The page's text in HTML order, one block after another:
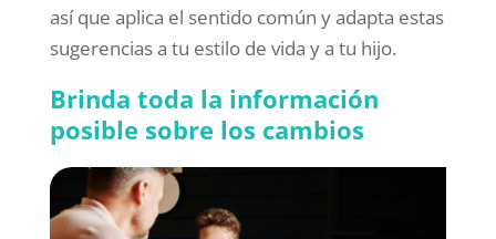
así que aplica el sentido común y adapta estas
sugerencias a tu estilo de vida y a tu hijo.
Brinda toda la información
posible sobre los cambios